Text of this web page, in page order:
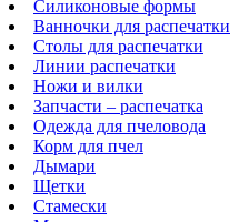
Силиконовые формы
Ванночки для распечатки
Столы для распечатки
Линии распечатки
Ножи и вилки
Запчасти – распечатка
Одежда для пчеловода
Корм для пчел
Дымари
Щетки
Стамески